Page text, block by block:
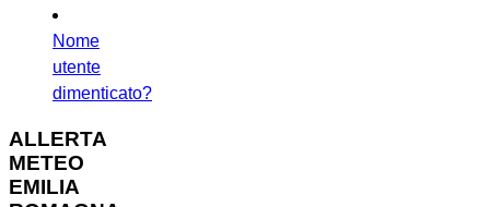
Nome
utente
dimenticato?
ALLERTA
METEO
EMILIA